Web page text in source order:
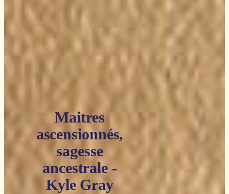
Maitres
ascensionnés,
sagesse
ancestrale -
Kyle Gray